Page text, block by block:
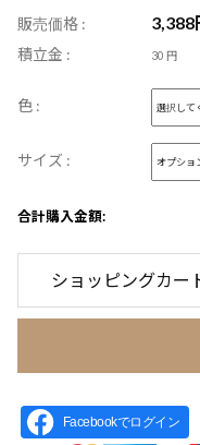
販売価格 : 3,388
積立金 : 30 円
色 :
サイズ :
合計購入金額:
ショッピングカー
Facebookでログイン